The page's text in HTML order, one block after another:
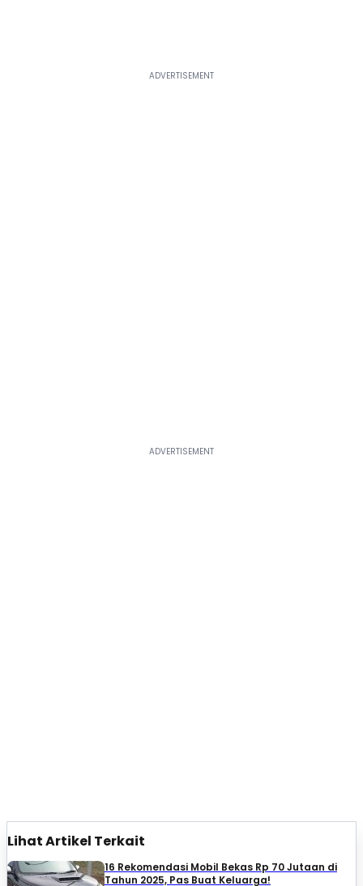
Lihat Artikel Terkait
16 Rekomendasi Mobil Bekas Rp 70 Jutaan di
Tahun 2025, Pas Buat Keluarga!